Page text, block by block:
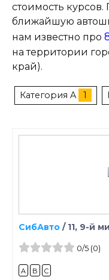
стоимость
ближайшую
нам известно про
на территории
край).
Категория A 1
СибАвто / 11, 9-й
0/5(0)
A B C